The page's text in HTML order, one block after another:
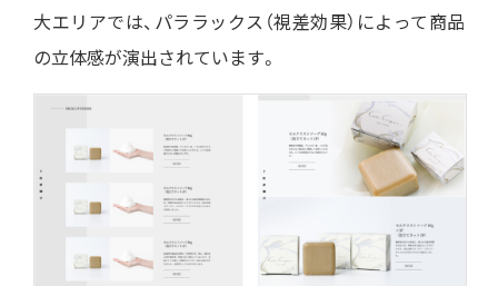
大エリアでは、パララックス（視差効果）によって商品
の立体感が演出されています。